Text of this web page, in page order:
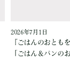
2026年7月1日
『ごはんのおとも
「ごはん＆パンの